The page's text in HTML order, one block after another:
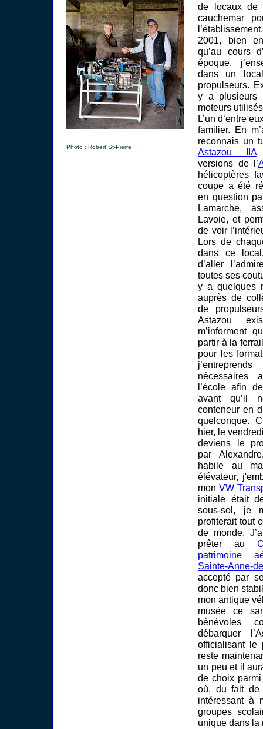
Photo : Robert St-Pierre
de locaux de
cauchemar
2001, bien
qu’au cours
époque,
dans un
propulseurs.
y a plusieurs
moteurs
L’un d’entre
familier. En
reconnais un
Astazou IIA
versions de l’
hélicoptères
coupe a été
en question
Lamarche,
Lavoie, et
de voir
Lors de
dans ce
d’aller
toutes ses
y a quelques
auprès de
de
Astazou
m’informent
partir à la
pour les
nécessaires
l’école afin
avant qu’il
conteneur en
quelconque.
hier, le
deviens le
par
habile au
élévateur,
monVW
initiale était
sous-sol, je
profiterait tout
de monde.
prêter au
patrimoine
Sainte-Anne-
accepté par
donc bien
mon antique
musée ce
bénévoles
débarquer
officialisant le
reste
un peu et il
de choix
où, du fait de
intéressant à
groupes
unique dans la